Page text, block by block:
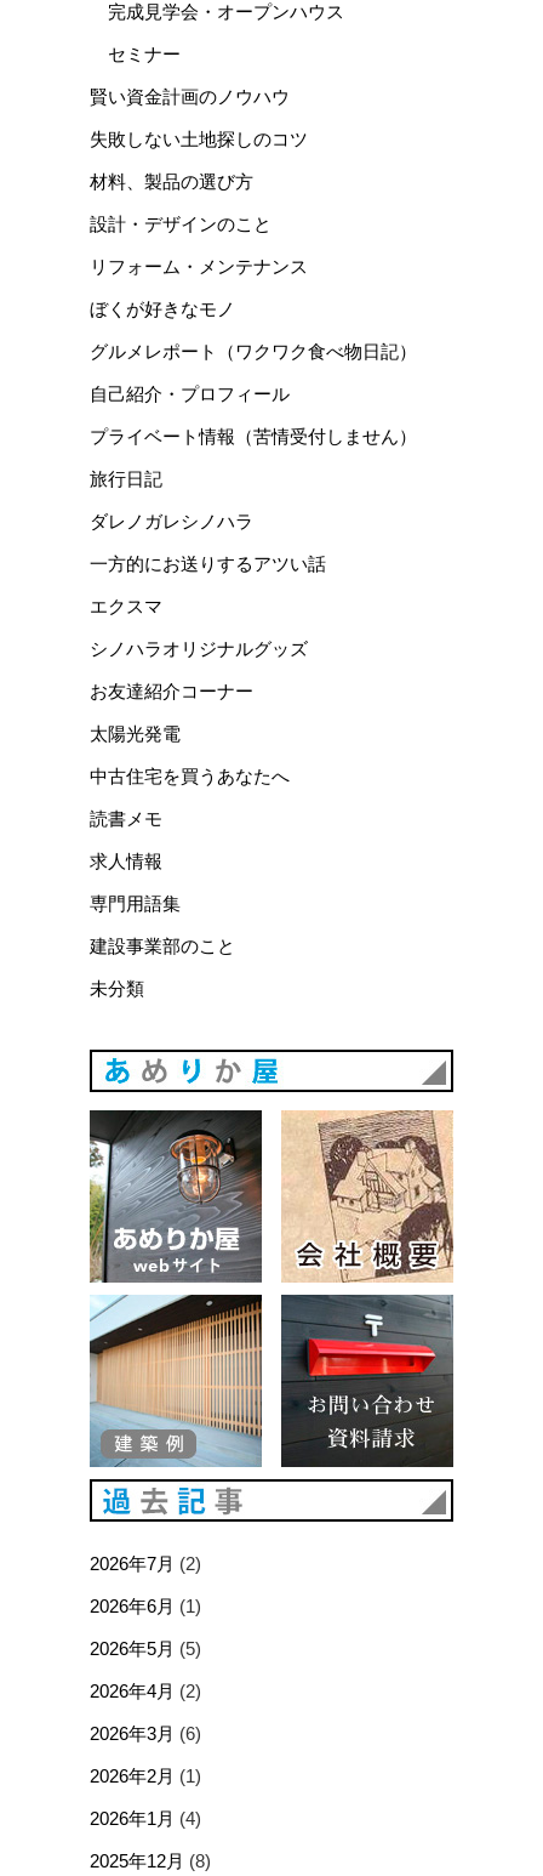
完成見学会・オープンハウス
セミナー
賢い資金計画のノウハウ
失敗しない土地探しのコツ
材料、製品の選び方
設計・デザインのこと
リフォーム・メンテナンス
ぼくが好きなモノ
グルメレポート（ワクワク食べ物日記）
自己紹介・プロフィール
プライベート情報（苦情受付しません）
旅行日記
ダレノガレシノハラ
一方的にお送りするアツい話
エクスマ
シノハラオリジナルグッズ
お友達紹介コーナー
太陽光発電
中古住宅を買うあなたへ
読書メモ
求人情報
専門用語集
建設事業部のこと
未分類
あめりか屋WEBサイト
2026年7月 (2)
2026年6月 (1)
2026年5月 (5)
2026年4月 (2)
2026年3月 (6)
2026年2月 (1)
2026年1月 (4)
2025年12月 (8)